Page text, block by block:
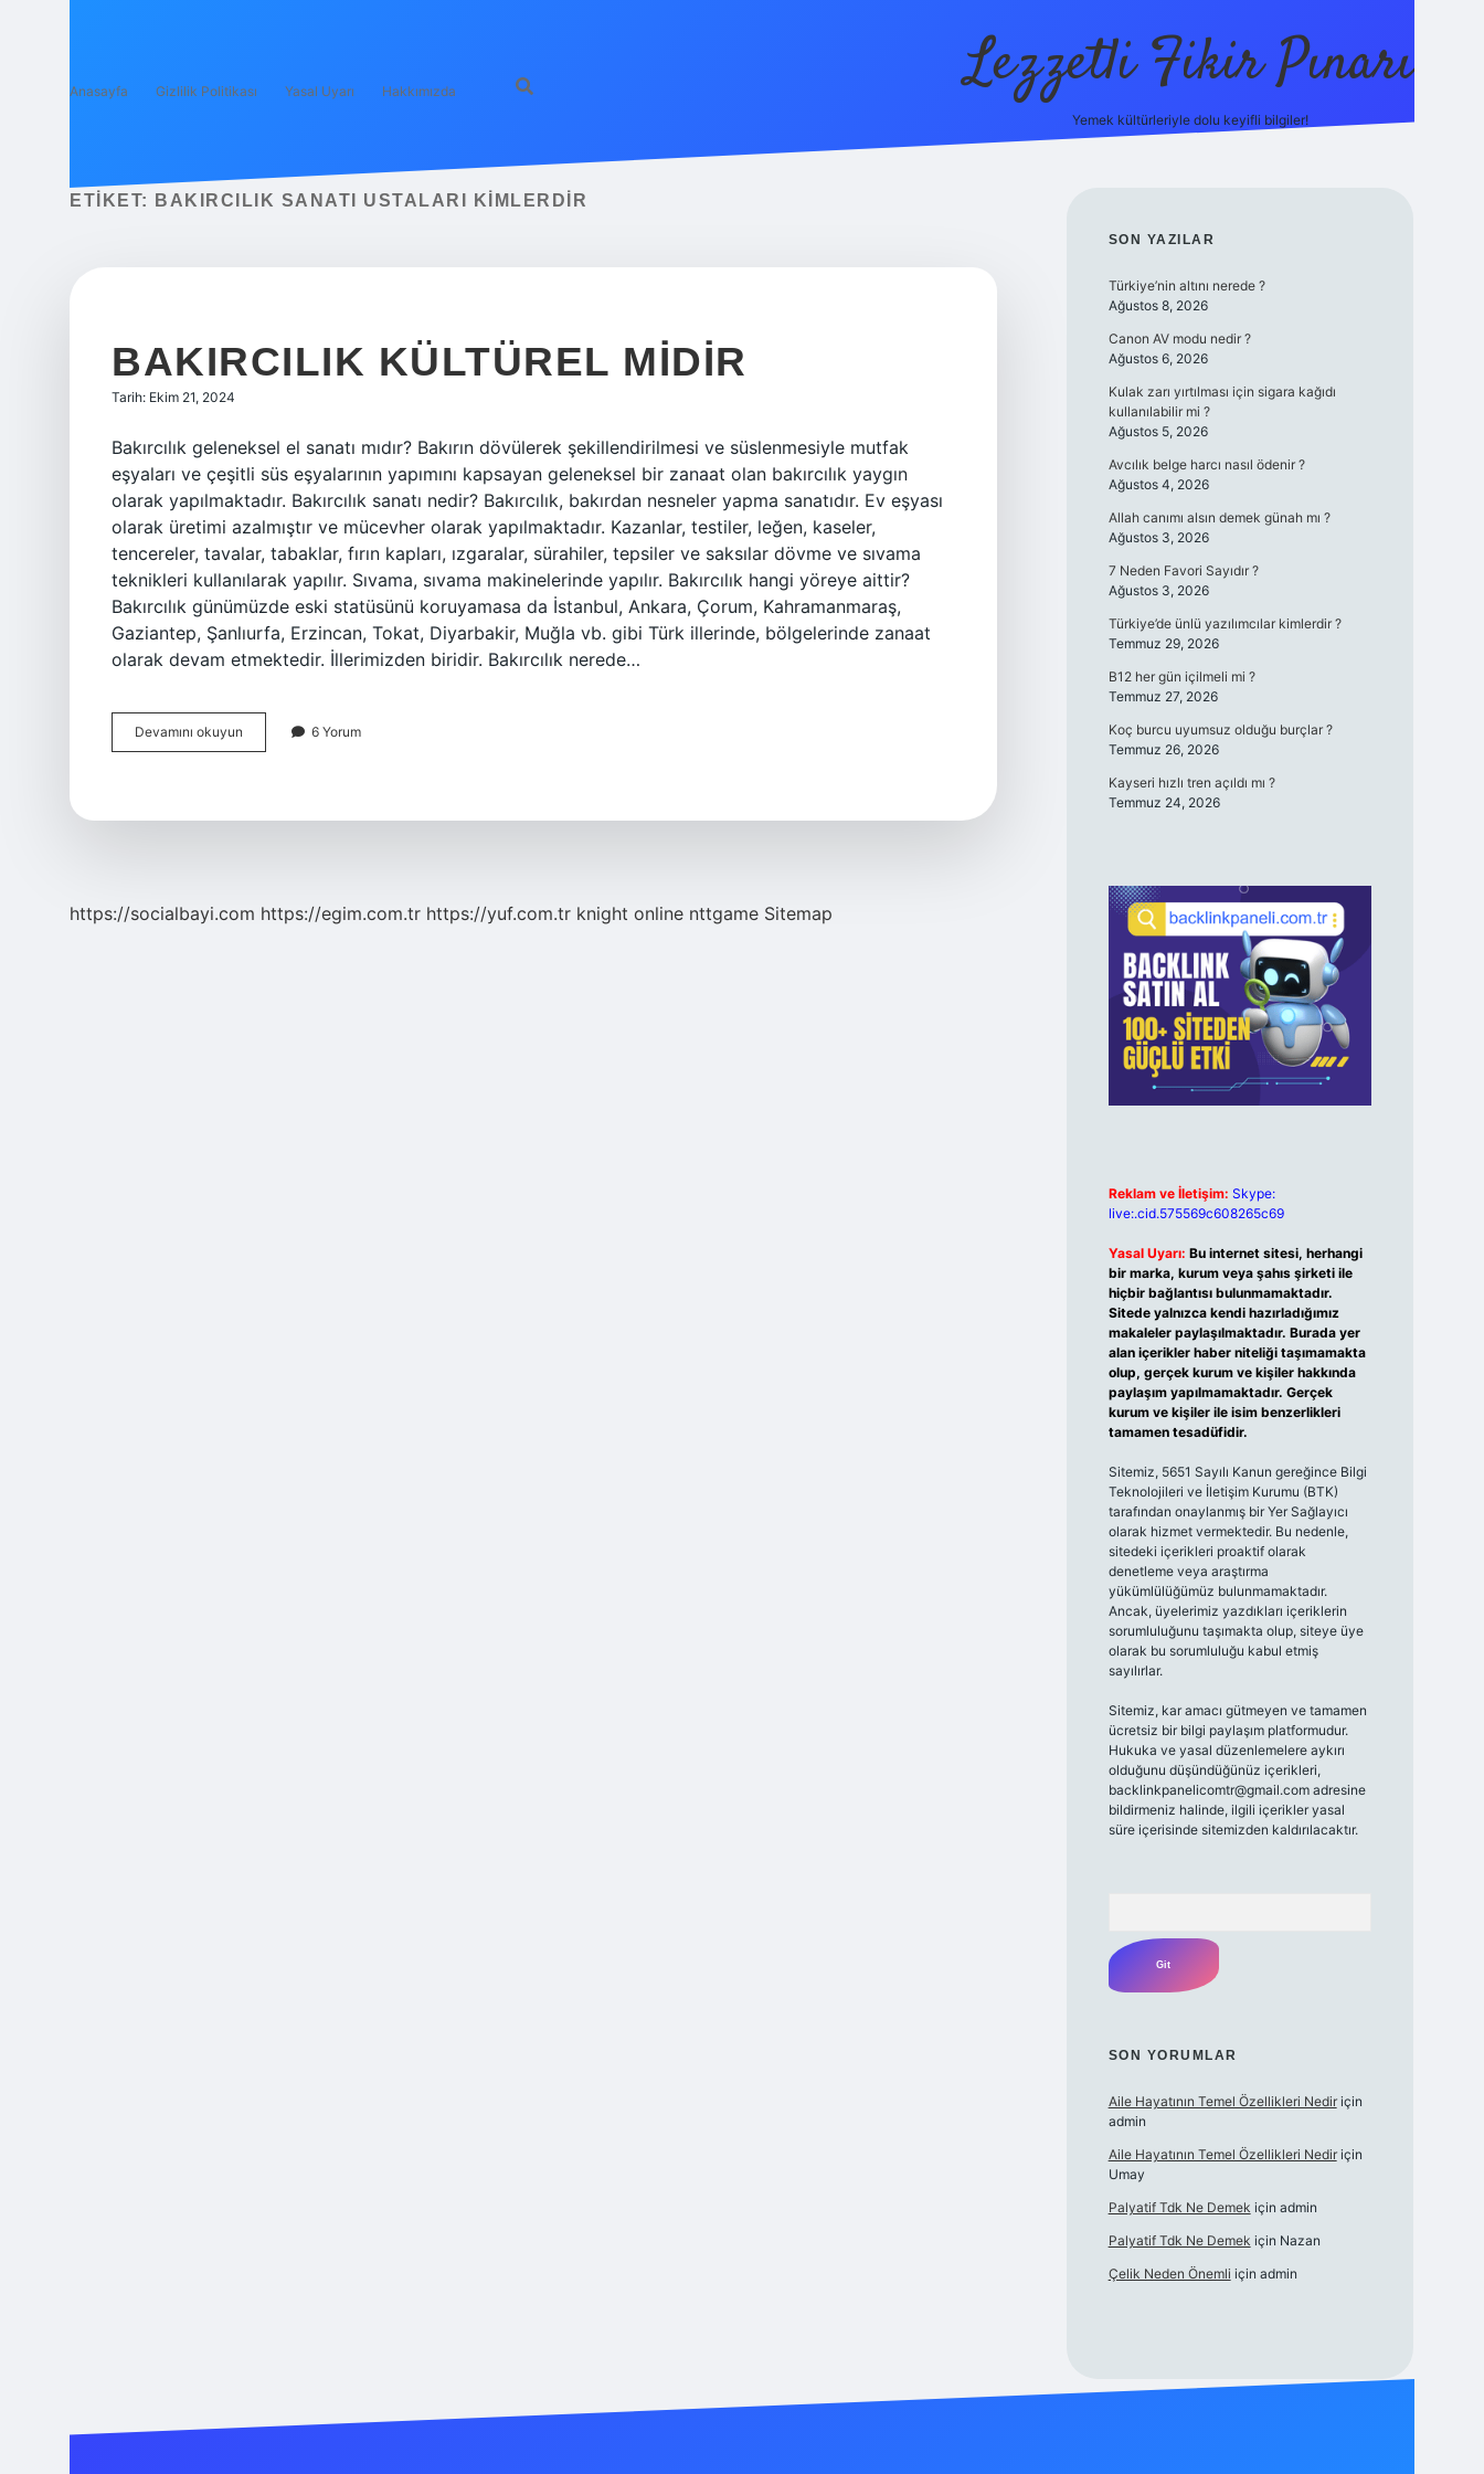
Anasayfa Gizlilik Politikası Yasal Uyarı Hakkımızda Lezzetli Fikir Pınarı
Yemek kültürleriyle dolu keyifli bilgiler!
ETIKET: BAKIRCILIK SANATI USTALARI KIMLERDIR
BAKIRCILIK KÜLTÜREL MIDIR
Tarih: Ekim 21, 2024
Bakırcılık geleneksel el sanatı mıdır? Bakırın dövülerek şekillendirilmesi ve süslenmesiyle mutfak
eşyaları ve çeşitli süs eşyalarının yapımını kapsayan geleneksel bir zanaat olan bakırcılık yaygın
olarak yapılmaktadır. Bakırcılık sanatı nedir? Bakırcılık, bakırdan nesneler yapma sanatıdır. Ev eşyası
olarak üretimi azalmıştır ve mücevher olarak yapılmaktadır. Kazanlar, testiler, leğen, kaseler,
tencereler, tavalar, tabaklar, fırın kapları, ızgaralar, sürahiler, tepsiler ve saksılar dövme ve sıvama
teknikleri kullanılarak yapılır. Sıvama, sıvama makinelerinde yapılır. Bakırcılık hangi yöreye aittir?
Bakırcılık günümüzde eski statüsünü koruyamasa da İstanbul, Ankara, Çorum, Kahramanmaraş,
Gaziantep, Şanlıurfa, Erzincan, Tokat, Diyarbakir, Muğla vb. gibi Türk illerinde, bölgelerinde zanaat
olarak devam etmektedir. İllerimizden biridir. Bakırcılık nerede…
Devamını okuyun Bakırcılık
Kültürel
6 Yorum
https://socialbayi.com https://egim.com.tr https://yuf.com.tr knight online nttgame Sitemap
SIDEBAR
SON YAZILAR
Türkiye’nin altını nerede ?
Ağustos 8, 2026
Canon AV modu nedir ?
Ağustos 6, 2026
Kulak zarı yırtılması için sigara kağıdı
kullanılabilir mi ?
Ağustos 5, 2026
Avcılık belge harcı nasıl ödenir ?
Ağustos 4, 2026
Allah canımı alsın demek günah mı ?
Ağustos 3, 2026
7 Neden Favori Sayıdır ?
Ağustos 3, 2026
Türkiye’de ünlü yazılımcılar kimlerdir ?
Temmuz 29, 2026
B12 her gün içilmeli mi ?
Temmuz 27, 2026
Koç burcu uyumsuz olduğu burçlar ?
Temmuz 26, 2026
Kayseri hızlı tren açıldı mı ?
Temmuz 24, 2026
Reklam ve İletişim: Skype:
live:.cid.575569c608265c69
Yasal Uyarı: Bu internet sitesi, herhangi
bir marka, kurum veya şahıs şirketi ile
hiçbir bağlantısı bulunmamaktadır.
Sitede yalnızca kendi hazırladığımız
makaleler paylaşılmaktadır. Burada yer
alan içerikler haber niteliği taşımamakta
olup, gerçek kurum ve kişiler hakkında
paylaşım yapılmamaktadır. Gerçek
kurum ve kişiler ile isim benzerlikleri
tamamen tesadüfidir.
Sitemiz, 5651 Sayılı Kanun gereğince Bilgi
Teknolojileri ve İletişim Kurumu (BTK)
tarafından onaylanmış bir Yer Sağlayıcı
olarak hizmet vermektedir. Bu nedenle,
sitedeki içerikleri proaktif olarak
denetleme veya araştırma
yükümlülüğümüz bulunmamaktadır.
Ancak, üyelerimiz yazdıkları içeriklerin
sorumluluğunu taşımakta olup, siteye üye
olarak bu sorumluluğu kabul etmiş
sayılırlar.
Sitemiz, kar amacı gütmeyen ve tamamen
ücretsiz bir bilgi paylaşım platformudur.
Hukuka ve yasal düzenlemelere aykırı
olduğunu düşündüğünüz içerikleri,
backlinkpanelicomtr@gmail.comadresine
bildirmeniz halinde, ilgili içerikler yasal
süre içerisinde sitemizden kaldırılacaktır.
SON YORUMLAR
Aile Hayatının Temel Özellikleri Nediriçin
admin
Aile Hayatının Temel Özellikleri Nediriçin
Umay
Palyatif Tdk Ne Demek için admin
Palyatif Tdk Ne Demek için Nazan
Çelik Neden Önemli için admin